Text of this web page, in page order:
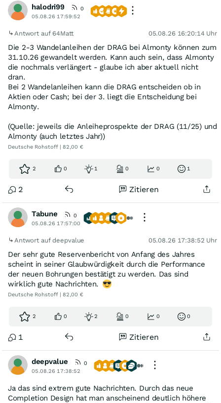
halodri99
0
05.08.26 17:59:52
Antwort auf 64Matt 05.08.26 16:20:14 Uhr
Die 2-3 Wandelanleihen der DRAG bei Almonty können zum
31.10.26 gewandelt werden. Kann auch sein, dass Almonty
die nochmals verlängert - glaube ich aber aktuell nicht
dran.
Bei 2 Wandelanleihen kann die DRAG entscheiden ob in
Aktien oder Cash; bei der 3. liegt die Entscheidung bei
Almonty.
(Quelle: jeweils die Anleiheprospekte der DRAG (11/25) und
Almonty (auch letztes Jahr))
Deutsche Rohstoff | 82,00 €
2 0 1 0 0 1
2 Zitieren
Tabune
0
05.08.26 17:57:00
Antwort auf deepvalue 05.08.26 17:38:52 Uhr
Der sehr gute Reservenbericht von Anfang des Jahres
scheint in seiner Glaubwürdigkeit durch die Performance
der neuen Bohrungen bestätigt zu werden. Das sind
wirklich gute Nachrichten.
Deutsche Rohstoff | 82,00 €
2 0 2 0 0 0
1 Zitieren
deepvalue
0
05.08.26 17:38:52
Ja das sind extrem gute Nachrichten. Durch das neue
Completion Design hat man anscheinend deutlich höhere